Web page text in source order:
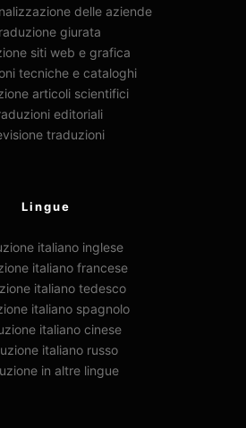
delle aziende
giurata
siti web e grafica
tecniche e cataloghi
articoli scientifici
editoriali
traduzioni
Lingue
italiano inglese
italiano francese
italiano tedesco
italiano spagnolo
italiano cinese
italiano russo
in altre lingue